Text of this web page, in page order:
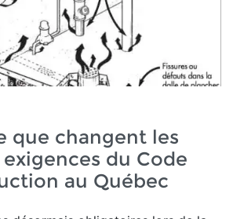
que changent les
du Code
au Québec